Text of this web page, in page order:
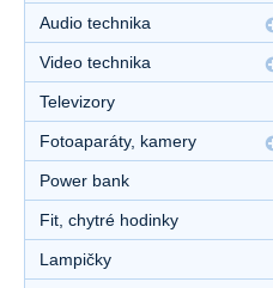
Audio technika
Video technika
Televizory
Fotoaparáty, kamery
Power bank
Fit, chytré hodinky
Lampičky